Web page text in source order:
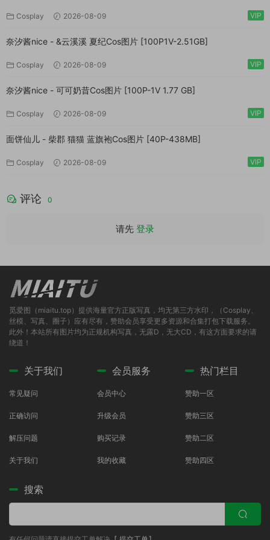
Cosplay 2026-08-09 VIP
奈汐酱nice - &云溪溪 夏纪Cos图片 [100P1V-2.51GB]
Cosplay 2026-08-09 VIP
奈汐酱nice - 可可奶昔Cos图片 [100P-1V 1.77 GB]
Cosplay 2026-08-09 VIP
面饼仙儿 - 柴郡 猫猫 蓝旗袍Cos图片 [40P-438MB]
Cosplay 2026-08-09 VIP
评论 0
请先 登录
觅爱图（miaitu.top）提供海量官方正版写真，均无第三方水印，（Cosplay、
丝模、写真、圈子）应有尽有，赞助会员享受更多资源和合集打包下载服务。
此外！本站所有图片均为正规机构写真，无露D，无大CD，有这方面要求的请
绕道！
关于我们
常见疑问
正确访问
解压问题
关于我们
会员服务
会员中心
升级会员
购买记录
我的收藏
热门栏目
赞助一区
赞助三区
赞助二区
赞助四区
搜索